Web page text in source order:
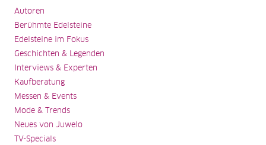
Autoren
Berühmte Edelsteine
Edelsteine im Fokus
Geschichten & Legenden
Interviews & Experten
Kaufberatung
Messen & Events
Mode & Trends
Neues von Juwelo
TV-Specials